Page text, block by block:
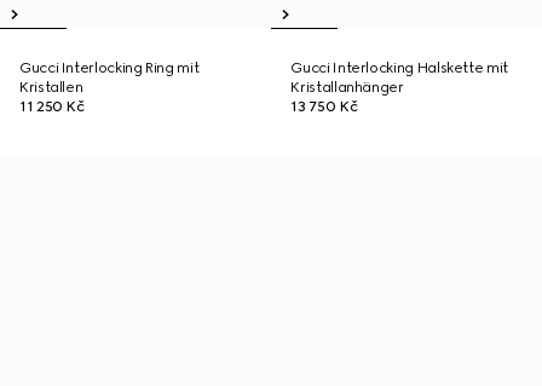
Gucci Interlocking Ring mit
Kristallen
11 250 Kč
Gucci Interlocking Halskette mit
Kristallanhänger
13 750 Kč